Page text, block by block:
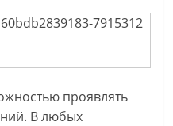
проявлять
В любых